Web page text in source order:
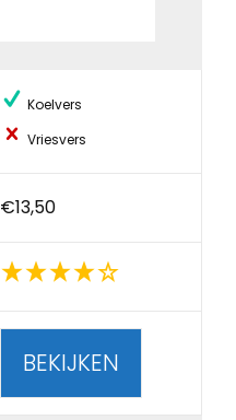
Koelvers
Vriesvers
€13,50
BEKIJKEN